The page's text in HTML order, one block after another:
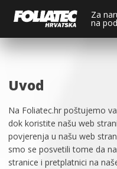
Za
na
Uvod
Na Foliatec.hr poštujemo
dok koristite našu web
povjerenja u našu web
smo se posvetili tome da
stranice i pretplatnici na